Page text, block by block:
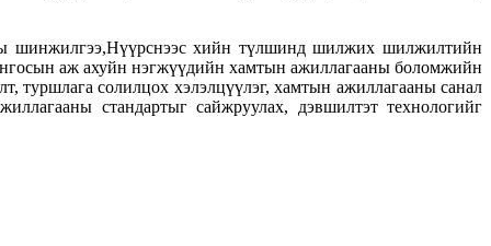
шинжилгээ,Нүүрснээс хийн түлшинд шилжих шилжилтийн
аж ахуйн нэгжүүдийн хамтын ажиллагааны боломжийн
туршлага солилцох хэлэлцүүлэг, хамтын ажиллагааны санал
стандартыг сайжруулах, дэвшилтэт технологийг